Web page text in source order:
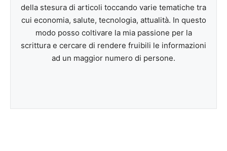
della stesura di articoli toccando varie tematiche tra
cui economia, salute, tecnologia, attualità. In questo
modo posso coltivare la mia passione per la
scrittura e cercare di rendere fruibili le informazioni
ad un maggior numero di persone.